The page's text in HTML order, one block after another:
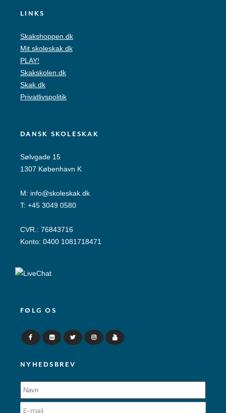
LINKS
Skakshoppen.dk
Mit.skoleskak.dk
PLAY!
Skakskolen.dk
Skak.dk
Privatlivspolitik
DANSK SKOLESKAK
Sølvgade 15
1307 København K
M: info@skoleskak.dk
T: +45 3049 0580
CVR.: 76843716
Konto: 0400 1081718471
FØLG OS
NYHEDSBREV